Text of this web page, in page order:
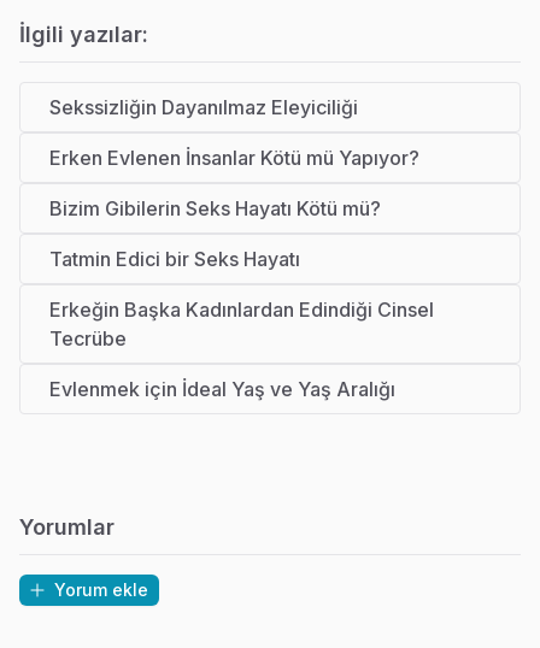
İlgili yazılar:
Sekssizliğin Dayanılmaz Eleyiciliği
Erken Evlenen İnsanlar Kötü mü Yapıyor?
Bizim Gibilerin Seks Hayatı Kötü mü?
Tatmin Edici bir Seks Hayatı
Erkeğin Başka Kadınlardan Edindiği Cinsel
Tecrübe
Evlenmek için İdeal Yaş ve Yaş Aralığı
Yorumlar
Yorum ekle